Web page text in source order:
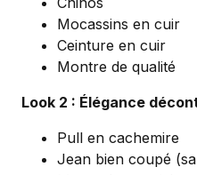
Mocassins en cuir
Ceinture en cuir
Montre de qualité
Look 2 : Élégance
Pull en cachemire
Jean bien coupé